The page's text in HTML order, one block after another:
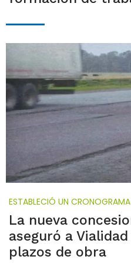
ESTABLECIÓ UN
La nueva
aseguró a
plazos de obra